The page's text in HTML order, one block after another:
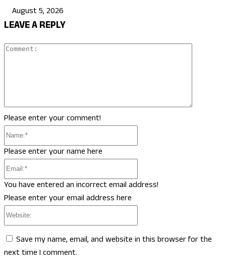
August 5, 2026
LEAVE A REPLY
Please enter your comment!
Please enter your name here
You have entered an incorrect email address!
Please enter your email address here
Save my name, email, and website in this browser for the
next time I comment.